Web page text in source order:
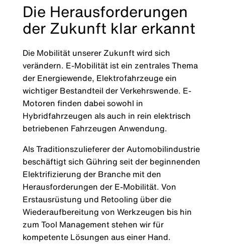
Die Herausforderungen
der Zukunft klar erkannt
Die Mobilität unserer Zukunft wird sich
verändern. E-Mobilität ist ein zentrales Thema
der Energiewende, Elektrofahrzeuge ein
wichtiger Bestandteil der Verkehrswende. E-
Motoren finden dabei sowohl in
Hybridfahrzeugen als auch in rein elektrisch
betriebenen Fahrzeugen Anwendung.
Als Traditionszulieferer der Automobilindustrie
beschäftigt sich Gühring seit der beginnenden
Elektrifizierung der Branche mit den
Herausforderungen der E-Mobilität. Von
Erstausrüstung und Retooling über die
Wiederaufbereitung von Werkzeugen bis hin
zum Tool Management stehen wir für
kompetente Lösungen aus einer Hand.